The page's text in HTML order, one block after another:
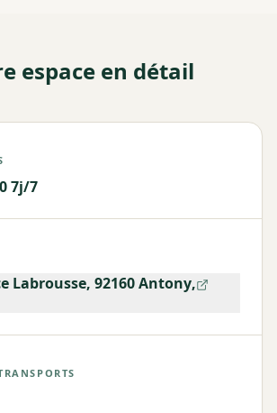
espace en détail
7j/7
Labrousse, 92160 Antony,